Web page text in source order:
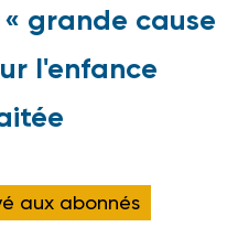
grande cause
l'enfance
aux abonnés